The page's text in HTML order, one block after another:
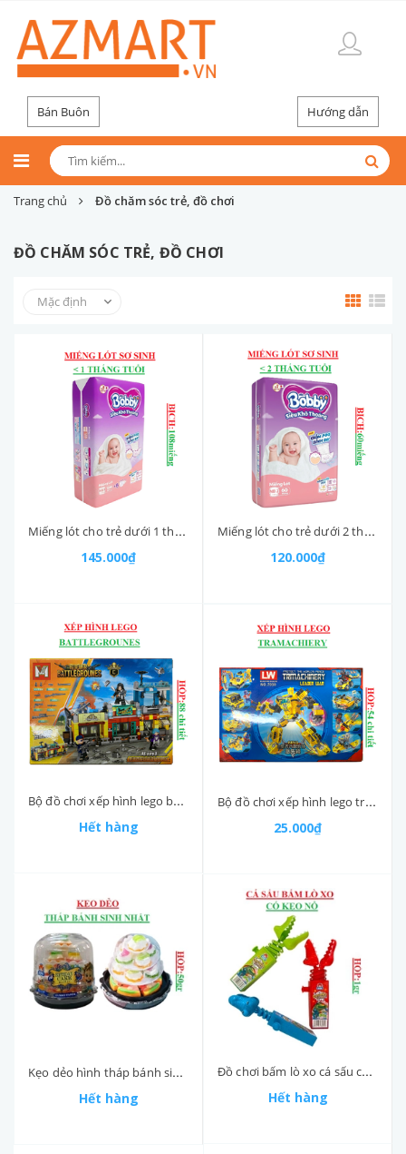
Bán Buôn Hướng dẫn
Trang chủ Đồ chăm sóc trẻ, đồ chơi
ĐỒ CHĂM SÓC TRẺ, ĐỒ CHƠI
Miếng lót cho trẻ dưới 1 tháng tuổi Newborn 1 bịch 108 miếng
145.000₫
Miếng lót cho trẻ dưới 2 tháng tuổi Newborn 2 bịch 60 miếng
120.000₫
Bộ đồ chơi xếp hình lego battlegrounes MW 88 chi tiết
Hết hàng
Bộ đồ chơi xếp hình lego trmachinery LW 54 chi tiết
25.000₫
Kẹo dẻo hình tháp bánh sinh nhật Yummy Delight hộp 50gr
Hết hàng
Đồ chơi bấm lò xo cá sấu có chứa kẹo nổ hộp 1gr
Hết hàng